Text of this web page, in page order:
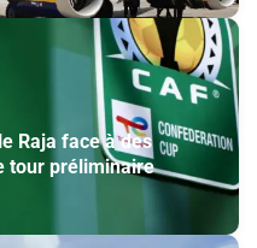
Raja face à des
tour préliminaire